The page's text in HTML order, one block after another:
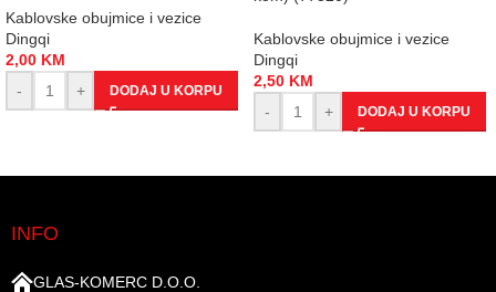
Kablovske obujmice i vezice
Dingqi
2,00 KM
-
+ DODAJ U KORPU
Kablovske obujmice i vezice
Dingqi
2,50 KM
-
+ DODAJ U KORPU
INFO
GLAS-KOMERC D.O.O.